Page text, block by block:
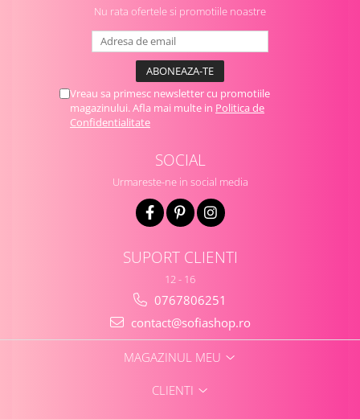
Nu rata ofertele si promotiile noastre
Vreau sa primesc newsletter cu promotiile
magazinului. Afla mai multe in Politica de
Confidentialitate
SOCIAL
Urmareste-ne in social media
SUPORT CLIENTI
12 - 16
0767806251
contact@sofiashop.ro
MAGAZINUL MEU
CLIENTI